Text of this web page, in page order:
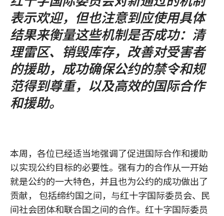
表示欢迎，但也注意到应使用具体
结果来衡量这些机制是否成功：清
理雷区、销毁库存，改善对受害者
的援助，成功确保公约的禁令和规
范得到尊重，以及高效的国际合作
和援助。
本周，各位已经适当地强调了促进国际合作和援助
以实现公约目标的必要性。强有力的合作从一开始
就是公约的一大特色，并且也为公约的成功做出了
贡献， 包括缔约国之间，与红十字国际委员会、民
间社会团体和联合国之间的合作。红十字国际委员